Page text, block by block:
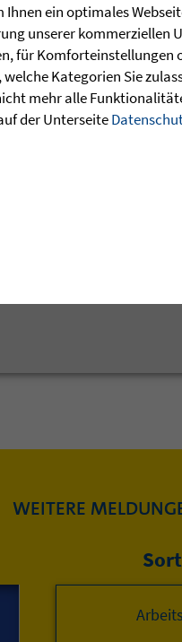
Geschichten der
WEITERE
Ihnen ein optimales
unserer kommerziellen
für Komforteinstellungen
Kategorien Sie
mehr alle
der Unterseite